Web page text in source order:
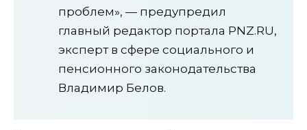
проблем», — предупредил
главный редактор портала PNZ.RU,
эксперт в сфере социального и
пенсионного законодательства
Владимир Белов.